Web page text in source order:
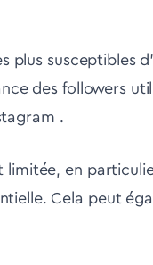
plus
des followers
.
en
Cela peut